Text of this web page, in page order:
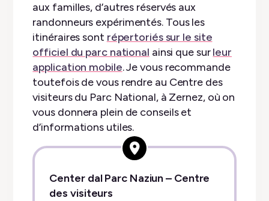
aux familles, d’autres réservés aux
randonneurs expérimentés. Tous les
itinéraires sont répertoriés sur le site
officiel du parc national ainsi que surleur
application mobile. Je vous recommande
toutefois de vous rendre au Centre des
visiteurs du Parc National, à Zernez, où on
vous donnera plein de conseils et
d’informations utiles.
Center dal Parc Naziun – Centre
des visiteurs